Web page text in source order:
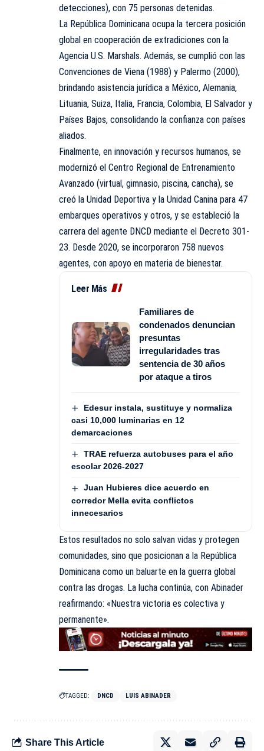
detecciones), con 75 personas detenidas.
La República Dominicana ocupa la tercera posición
global en cooperación de extradiciones con la
Agencia U.S. Marshals. Además, se cumplió con las
Convenciones de Viena (1988) y Palermo (2000),
brindando asistencia jurídica a México, Alemania,
Lituania, Suiza, Italia, Francia, Colombia, El Salvador y
Países Bajos, consolidando la confianza con países
aliados.
Finalmente, en innovación y recursos humanos, se
modernizó el Centro Regional de Entrenamiento
Avanzado (virtual, gimnasio, piscina, cancha), se
creó la Unidad Deportiva y la Unidad Canina para 47
embarques operativos y otros, y se estableció la
carrera del agente DNCD mediante el Decreto 301-
23. Desde 2020, se incorporaron 758 nuevos
agentes, con apoyo en materia de bienestar.
Leer Más
Familiares de
condenados denuncian
presuntas
irregularidades tras
sentencia de 30 años
por ataque a tiros
Edesur instala, sustituye y normaliza
casi 10,000 luminarias en 12
demarcaciones
TRAE refuerza autobuses para el año
escolar 2026-2027
Juan Hubieres dice acuerdo en
corredor Mella evita conflictos
innecesarios
Estos resultados no solo salvan vidas y protegen
comunidades, sino que posicionan a la República
Dominicana como un baluarte en la guerra global
contra las drogas. La lucha continúa, con Abinader
reafirmando: «Nuestra victoria es colectiva y
permanente».
TAGGED: DNCD LUIS ABINADER
Share This Article